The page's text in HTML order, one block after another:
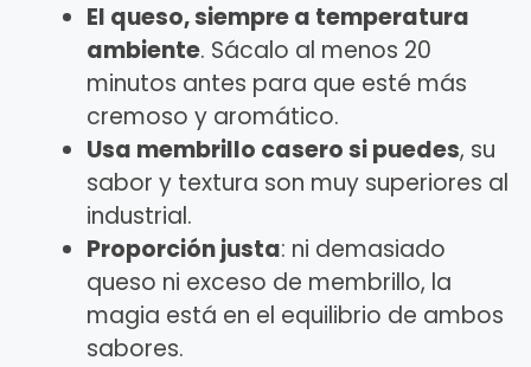
El queso, siempre a temperatura
ambiente. Sácalo al menos 20
minutos antes para que esté más
cremoso y aromático.
Usa membrillo casero si puedes, su
sabor y textura son muy superiores al
industrial.
Proporción justa: ni demasiado
queso ni exceso de membrillo, la
magia está en el equilibrio de ambos
sabores.